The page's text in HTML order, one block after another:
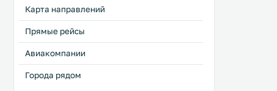
Карта направлений
Прямые рейсы
Авиакомпании
Города рядом